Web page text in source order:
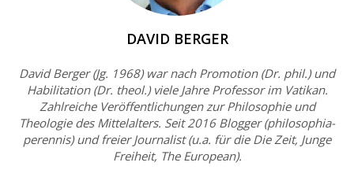
DAVID BERGER
David Berger (Jg. 1968) war nach Promotion (Dr. phil.) und
Habilitation (Dr. theol.) viele Jahre Professor im Vatikan.
Zahlreiche Veröffentlichungen zur Philosophie und
Theologie des Mittelalters. Seit 2016 Blogger (philosophia-
perennis) und freier Journalist (u.a. für die Die Zeit, Junge
Freiheit, The European).